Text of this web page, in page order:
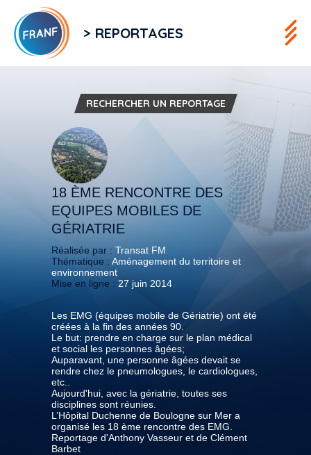
> REPORTAGES
RECHERCHER UN REPORTAGE
18 ÈME RENCONTRE DES
EQUIPES MOBILES DE
GÉRIATRIE
Réalisée par : Transat FM
Thématique : Aménagement du territoire et
environnement
Mise en ligne : 27 juin 2014
Les EMG (équipes mobile de Gériatrie) ont été
créées à la fin des années 90.
Le but: prendre en charge sur le plan médical
et social les personnes âgées;
Auparavant, une personne âgées devait se
rendre chez le pneumologues, le cardiologues,
etc..
Aujourd'hui, avec la gériatrie, toutes ses
disciplines sont réunies.
L’Hôpital Duchenne de Boulogne sur Mer a
organisé les 18 ème rencontre des EMG.
Reportage d'Anthony Vasseur et de Clément
Barbet